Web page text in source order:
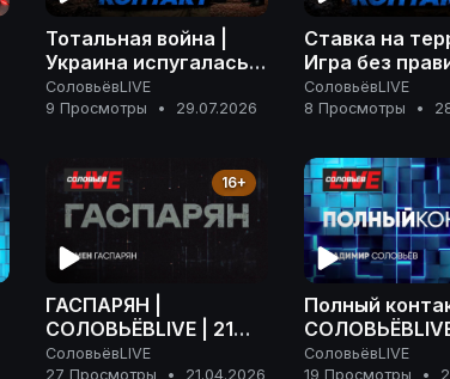
Тотальная война |
Украина испугалась
Ирана | Розыск
Дурова | Полный
СоловьёвLIVE
9 Просмотры
• 29.07.2026
Ставка на
Игра без
расплаты |
контакт | 28
СоловьёвLIVE
8 Просмотры
•
16+
ГАСПАРЯН |
СОЛОВЬЁВLIVE | 21
апреля 2026 года
СоловьёвLIVE
27 Просмотры
• 21.04.2026
Полный
апреля 2026
СоловьёвLIVE
19 Просмотры
•